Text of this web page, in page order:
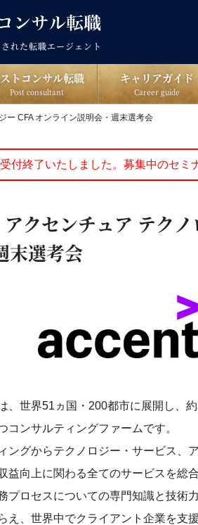
れた転職エージェント
トコンサル転職
Post consultant
キャリアガイド
Career guide
ー CFA オンライン説明会・週末選考会
付終了いたしました。募集中のセミ
クセンチュア テク
末選考会
、世界51ヵ国・200都市に展開し、
コンサルティングファームです。
ングからテクノロジー・サービス、
益向上に関わる全てのサービスを総
プロセスについての専門知識と技術
え、世界中でクライアント企業を支